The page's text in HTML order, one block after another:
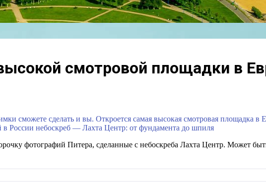
смотровой площадки в
сможете сделать и вы. Откроется самая высокая смотровая площадка
России небоскреб — Лахта Центр: от фундамента до шпиля
фотографий Питера, сделанные с небоскреба Лахта Центр. Может